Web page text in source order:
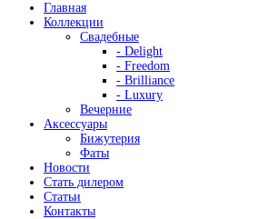
Главная
Коллекции
Свадебные
- Delight
- Freedom
- Brilliance
- Luxury
Вечерние
Аксессуары
Бижутерия
Фаты
Новости
Стать дилером
Статьи
Контакты